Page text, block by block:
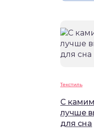
Текстиль
С
лучше
для сна